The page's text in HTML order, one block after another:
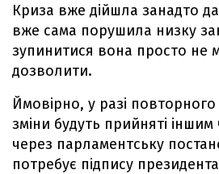
Криза вже дійшла занадто
вже сама порушила низку
зупинитися вона просто не
дозволити.
Ймовірно, у разі повторного
зміни будуть прийняті
через парламентську
потребує підпису